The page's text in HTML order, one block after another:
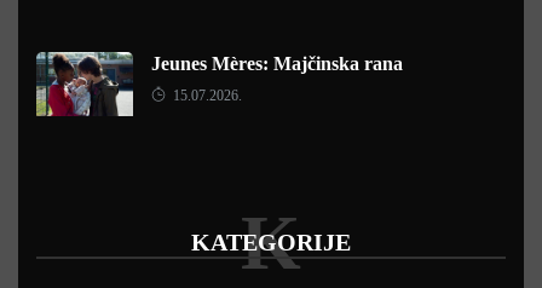
Jeunes Mères: Majčinska rana
15.07.2026.
KATEGORIJE
K